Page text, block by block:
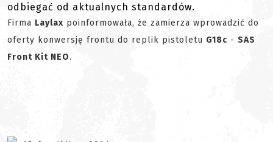
odbiegać od aktualnych standardów.
Firma Laylax poinformowała, że zamierza wprowadzić do
oferty konwersję frontu do replik pistoletu G18c - SAS
Front Kit NEO.